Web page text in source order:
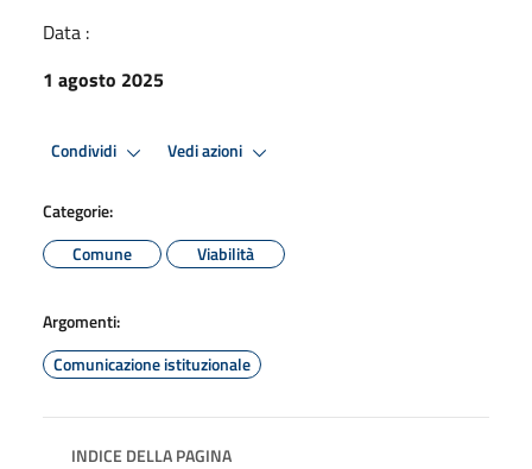
Data :
1 agosto 2025
Condividi Vedi azioni
Categorie:
Comune
Viabilità
Argomenti:
Comunicazione istituzionale
INDICE DELLA PAGINA